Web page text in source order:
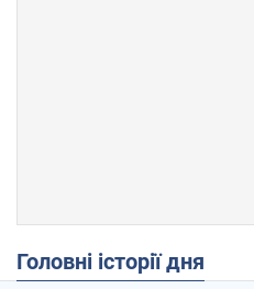
Головні історії дня